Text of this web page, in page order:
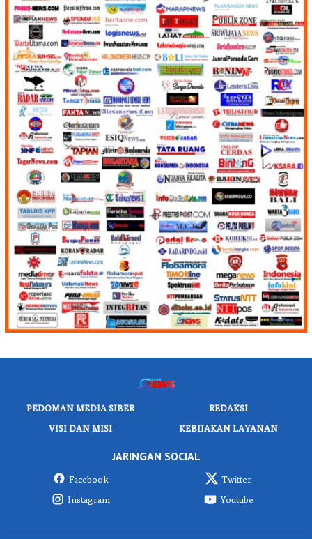
PEDOMAN MEDIA SIBER
REDAKSI
VISI DAN MISI
KEBIJAKAN LAYANAN
JARINGAN SOCIAL
Facebook
Twitter
Instagram
Youtube